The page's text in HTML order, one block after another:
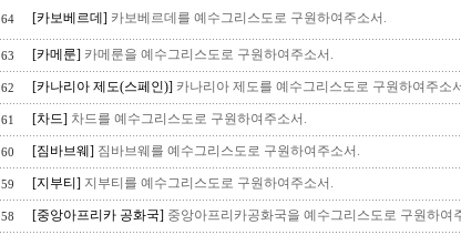
[카보베르데] 카보베르데를 예수그리스도로 구원하여주소서.
[카메룬] 카메룬을 예수그리스도로 구원하여주소서.
[카나리아 제도(스페인)] 카나리아 제도를 예수그리스도로 구원하여주소
[차드] 차드를 예수그리스도로 구원하여주소서.
[짐바브웨] 짐바브웨를 예수그리스도로 구원하여주소서.
[지부티] 지부티를 예수그리스도로 구원하여주소서.
[중앙아프리카 공화국] 중앙아프리카공화국을 예수그리스도로 구원하여